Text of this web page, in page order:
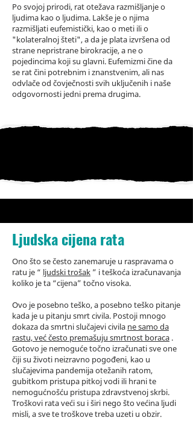
Po svojoj prirodi, rat otežava razmišljanje o
ljudima kao o ljudima. Lakše je o njima
razmišljati eufemistički, kao o meti ili o
"kolateralnoj šteti", a da je plata izvršena od
strane nepristrane birokracije, a ne o
pojedincima koji su glavni. Eufemizmi čine da
se rat čini potrebnim i znanstvenim, ali nas
odvlače od čovječnosti svih uključenih i naše
odgovornosti jedni prema drugima.
Ljudska cijena rata
Ono što se često zanemaruje u raspravama o
ratu je “ ljudski trošak ” i teškoća izračunavanja
koliko je ta “cijena” točno visoka.
Ovo je posebno teško, a posebno teško pitanje
kada je u pitanju smrt civila. Postoji mnogo
dokaza da smrtni slučajevi civila ne samo da
rastu, već često premašuju smrtnost boraca .
Gotovo je nemoguće točno izračunati sve one
čiji su životi neizravno pogođeni, kao u
slučajevima pandemija otežanih ratom,
gubitkom pristupa pitkoj vodi ili hrani te
nemogućnošću pristupa zdravstvenoj skrbi.
Troškovi rata veći su i širi nego što većina ljudi
misli, a sve te troškove treba uzeti u obzir.